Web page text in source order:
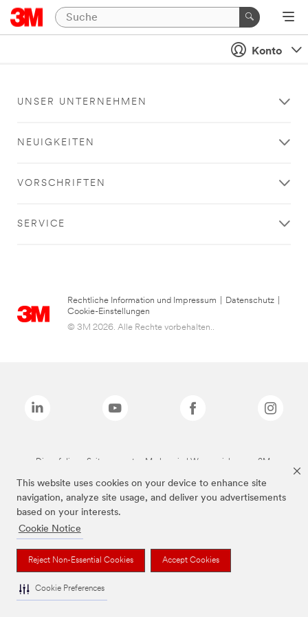
This website uses cookies on your device to enhance site
navigation, analyze site usage, and deliver you advertisements
based on your interests.
Cookie Notice
Reject Non-Essential Cookies Accept Cookies
Cookie Preferences
Konto
UNSER UNTERNEHMEN
NEUIGKEITEN
VORSCHRIFTEN
SERVICE
Rechtliche Information und Impressum Datenschutz
Cookie-Einstellungen
© 3M 2026. Alle Rechte vorbehalten..
Die auf dieser Seite genannten Marken sind Warenzeichen von 3M.